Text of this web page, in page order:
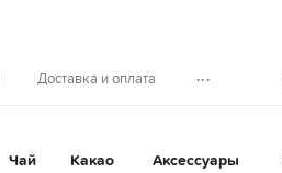
Доставка и оплата ...
Чай Какао Аксессуары